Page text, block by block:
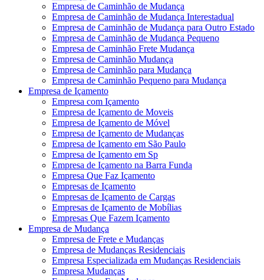
Empresa de Caminhão de Mudança
Empresa de Caminhão de Mudança Interestadual
Empresa de Caminhão de Mudança para Outro Estado
Empresa de Caminhão de Mudança Pequeno
Empresa de Caminhão Frete Mudança
Empresa de Caminhão Mudança
Empresa de Caminhão para Mudança
Empresa de Caminhão Pequeno para Mudança
Empresa de Içamento
Empresa com Içamento
Empresa de Içamento de Moveis
Empresa de Içamento de Móvel
Empresa de Içamento de Mudanças
Empresa de Içamento em São Paulo
Empresa de Içamento em Sp
Empresa de Içamento na Barra Funda
Empresa Que Faz Içamento
Empresas de Içamento
Empresas de Içamento de Cargas
Empresas de Içamento de Mobílias
Empresas Que Fazem Içamento
Empresa de Mudança
Empresa de Frete e Mudanças
Empresa de Mudanças Residenciais
Empresa Especializada em Mudanças Residenciais
Empresa Mudanças